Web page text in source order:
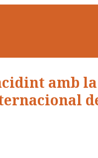
amb